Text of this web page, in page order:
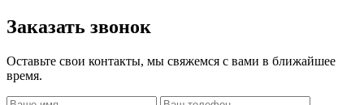
Заказать звонок
Оставьте свои контакты, мы свяжемся с вами в ближайшее
время.